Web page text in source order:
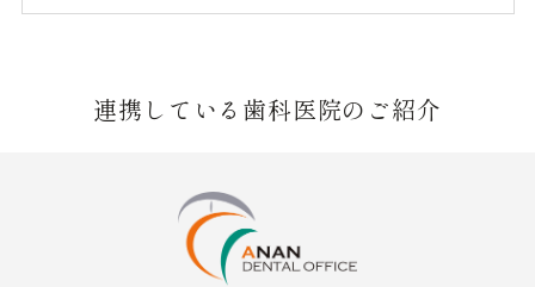
連携している歯科医院のご紹介